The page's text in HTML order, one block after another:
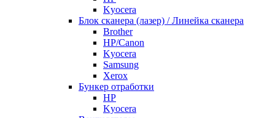
Kyocera
Блок сканера (лазер) / Линейка сканера
Brother
HP/Canon
Kyocera
Samsung
Xerox
Бункер отработки
HP
Kyocera